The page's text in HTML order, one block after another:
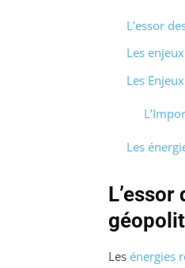
L’essor
Les
Les
Les
Les énergies